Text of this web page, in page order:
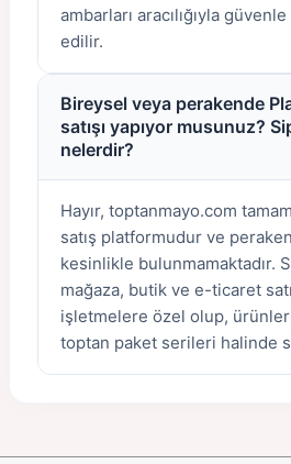
ambarları aracılığıyla
edilir.
Bireysel veya perakende
satışı yapıyor musunuz?
nelerdir?
Hayır, toptanmayo.com
satış platformudur ve
kesinlikle bulunmamaktadır.
mağaza, butik ve e-ticaret
işletmelere özel olup,
toptan paket serileri halinde